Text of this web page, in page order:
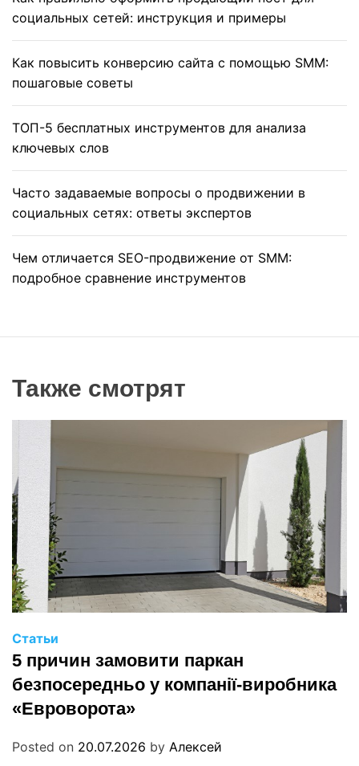
социальных сетей: инструкция и примеры
Как повысить конверсию сайта с помощью SMM:
пошаговые советы
ТОП-5 бесплатных инструментов для анализа
ключевых слов
Часто задаваемые вопросы о продвижении в
социальных сетях: ответы экспертов
Чем отличается SEO-продвижение от SMM:
подробное сравнение инструментов
Также смотрят
Статьи
5 причин замовити паркан
безпосередньо у компанії-виробника
«Евроворота»
Posted on 20.07.2026 by Алексей